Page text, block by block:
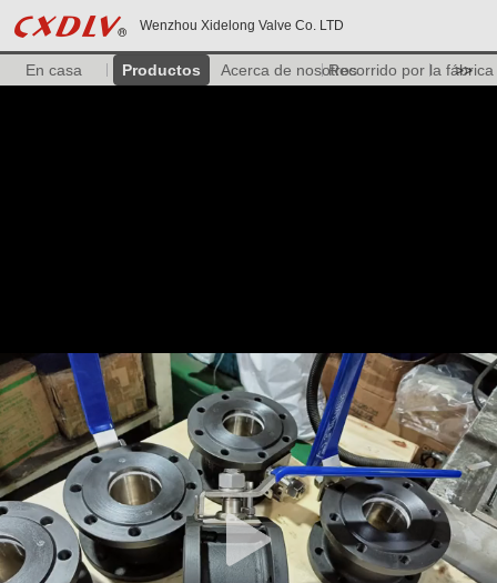
Wenzhou Xidelong Valve Co. LTD
En casa Productos Acerca de nosotrosRecorrido por la fábrica
>>